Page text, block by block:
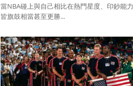
當NBA碰上與自己相比在熱門星度、印鈔能力
皆旗鼓相當甚至更勝...